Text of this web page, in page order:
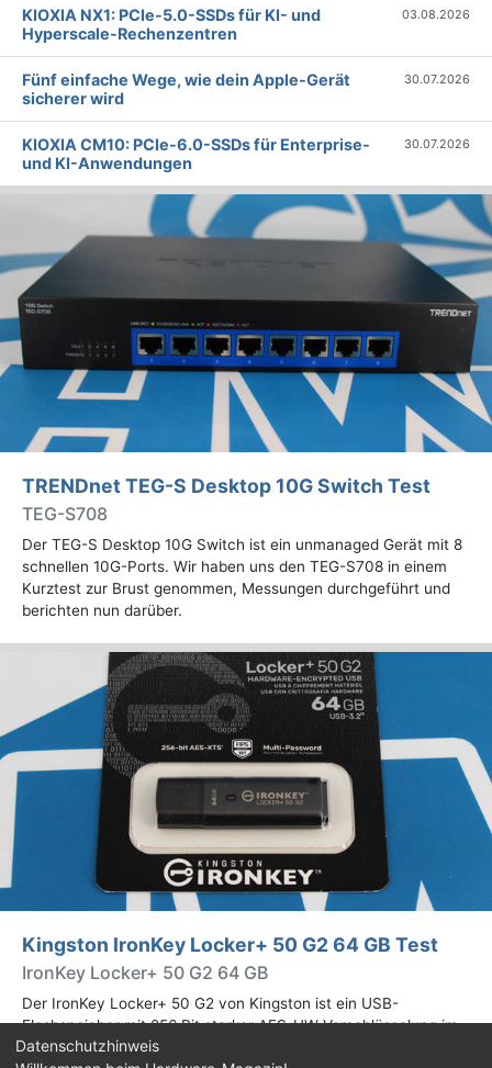
KIOXIA NX1: PCIe-5.0-SSDs für KI- und
Hyperscale-Rechenzentren
03.08.2026
Fünf einfache Wege, wie dein Apple-Gerät
sicherer wird
30.07.2026
KIOXIA CM10: PCIe-6.0-SSDs für Enterprise-
und KI-Anwendungen
30.07.2026
TRENDnet TEG-S Desktop 10G Switch Test
TEG-S708
Der TEG-S Desktop 10G Switch ist ein unmanaged Gerät mit 8
schnellen 10G-Ports. Wir haben uns den TEG-S708 in einem
Kurztest zur Brust genommen, Messungen durchgeführt und
berichten nun darüber.
Kingston IronKey Locker+ 50 G2 64 GB Test
IronKey Locker+ 50 G2 64 GB
Der IronKey Locker+ 50 G2 von Kingston ist ein USB-
Flashspeicher mit 256 Bit starker AES-HW-Verschlüsselung im
XTS-Modus. Wir haben das 64-GB-Modell im Praxistest
Datenschutzhinweis